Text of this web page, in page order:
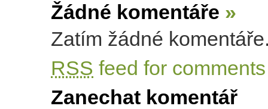
Žádné komentáře »
Zatím žádné
RSS feed for
Zanechat komentář